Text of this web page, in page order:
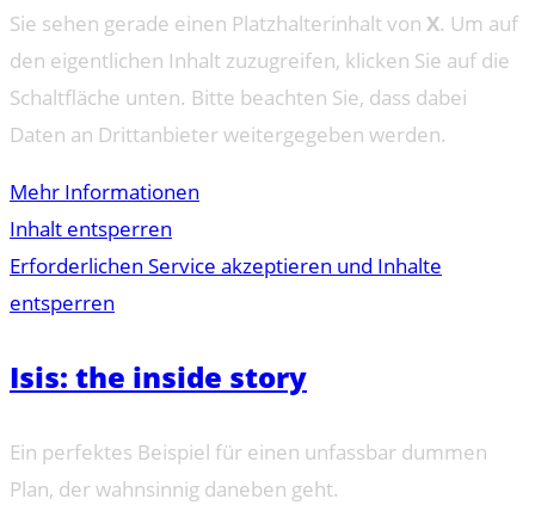
Sie sehen gerade einen Platzhalterinhalt von X. Um auf
den eigentlichen Inhalt zuzugreifen, klicken Sie auf die
Schaltfläche unten. Bitte beachten Sie, dass dabei
Daten an Drittanbieter weitergegeben werden.
Mehr Informationen
Inhalt entsperren
Erforderlichen Service akzeptieren und Inhalte
entsperren
Isis: the inside story
Ein perfektes Beispiel für einen unfassbar dummen
Plan, der wahnsinnig daneben geht.